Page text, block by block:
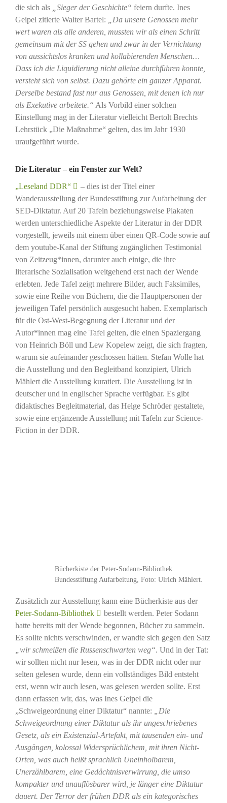
die sich als
„Sieger der Geschichte“ feiern durfte. Ines
Geipel zitierte Walter Bartel:
„Da unsere Genossen mehr
wert waren als alle anderen, mussten wir als einen Schritt
gemeinsam mit der SS gehen und zwar in der Vernichtung
von aussichtslos kranken und kollabierenden Menschen…
Dass ich die Liquidierung nicht alleine durchführen konnte,
versteht sich von selbst. Dazu gehörte ein ganzer Apparat.
Derselbe bestand fast nur aus Genossen, mit denen ich nur
als Exekutive arbeitete.“ Als Vorbild einer solchen
Einstellung mag in der Literatur vielleicht Bertolt Brechts
Lehrstück „Die Maßnahme“ gelten, das im Jahr 1930
uraufgeführt wurde.
Die Literatur – ein Fenster zur Welt?
„Leseland DDR“
– dies ist der Titel einer
Wanderausstellung der Bundesstiftung zur Aufarbeitung der
SED-Diktatur. Auf 20 Tafeln beziehungsweise Plakaten
werden unterschiedliche Aspekte der Literatur in der DDR
vorgestellt, jeweils mit einem über einen QR-Code sowie auf
dem youtube-Kanal der Stiftung zugänglichen Testimonial
von Zeitzeug*innen, darunter auch einige, die ihre
literarische Sozialisation weitgehend erst nach der Wende
erlebten. Jede Tafel zeigt mehrere Bilder, auch Faksimiles,
sowie eine Reihe von Büchern, die die Hauptpersonen der
jeweiligen Tafel persönlich ausgesucht haben. Exemplarisch
für die Ost-West-Begegnung der Literatur und der
Autor*innen mag eine Tafel gelten, die einen Spaziergang
von Heinrich Böll und Lew Kopelew zeigt, die sich fragten,
warum sie aufeinander geschossen hätten. Stefan Wolle hat
die Ausstellung und den Begleitband konzipiert, Ulrich
Mählert die Ausstellung kuratiert. Die Ausstellung ist in
deutscher und in englischer Sprache verfügbar. Es gibt
didaktisches Begleitmaterial, das Helge Schröder gestaltete,
sowie eine ergänzende Ausstellung mit Tafeln zur Science-
Fiction in der DDR.
Bücherkiste der Peter-Sodann-Bibliothek.
Bundesstiftung Aufarbeitung, Foto: Ulrich Mählert.
Zusätzlich zur Ausstellung kann eine Bücherkiste aus der
Peter-Sodann-Bibliothek
bestellt werden. Peter Sodann
hatte bereits mit der Wende begonnen, Bücher zu sammeln.
Es sollte nichts verschwinden, er wandte sich gegen den Satz
„wir schmeißen die Russenschwarten weg“. Und in der Tat:
wir sollten nicht nur lesen, was in der DDR nicht oder nur
selten gelesen wurde, denn ein vollständiges Bild entsteht
erst, wenn wir auch lesen, was gelesen werden sollte. Erst
dann erfassen wir, das, was Ines Geipel die
„Schweigeordnung einer Diktatur“ nannte:
„Die
Schweigeordnung einer Diktatur als ihr ungeschriebenes
Gesetz, als ein Existenzial-Artefakt, mit tausenden ein- und
Ausgängen, kolossal Widersprüchlichem, mit ihren Nicht-
Orten, was auch heißt sprachlich Uneinholbarem,
Unerzählbarem, eine Gedächtnisverwirrung, die umso
kompakter und unauflösbarer wird, je länger eine Diktatur
dauert. Der Terror der frühen DDR als ein kategorisches